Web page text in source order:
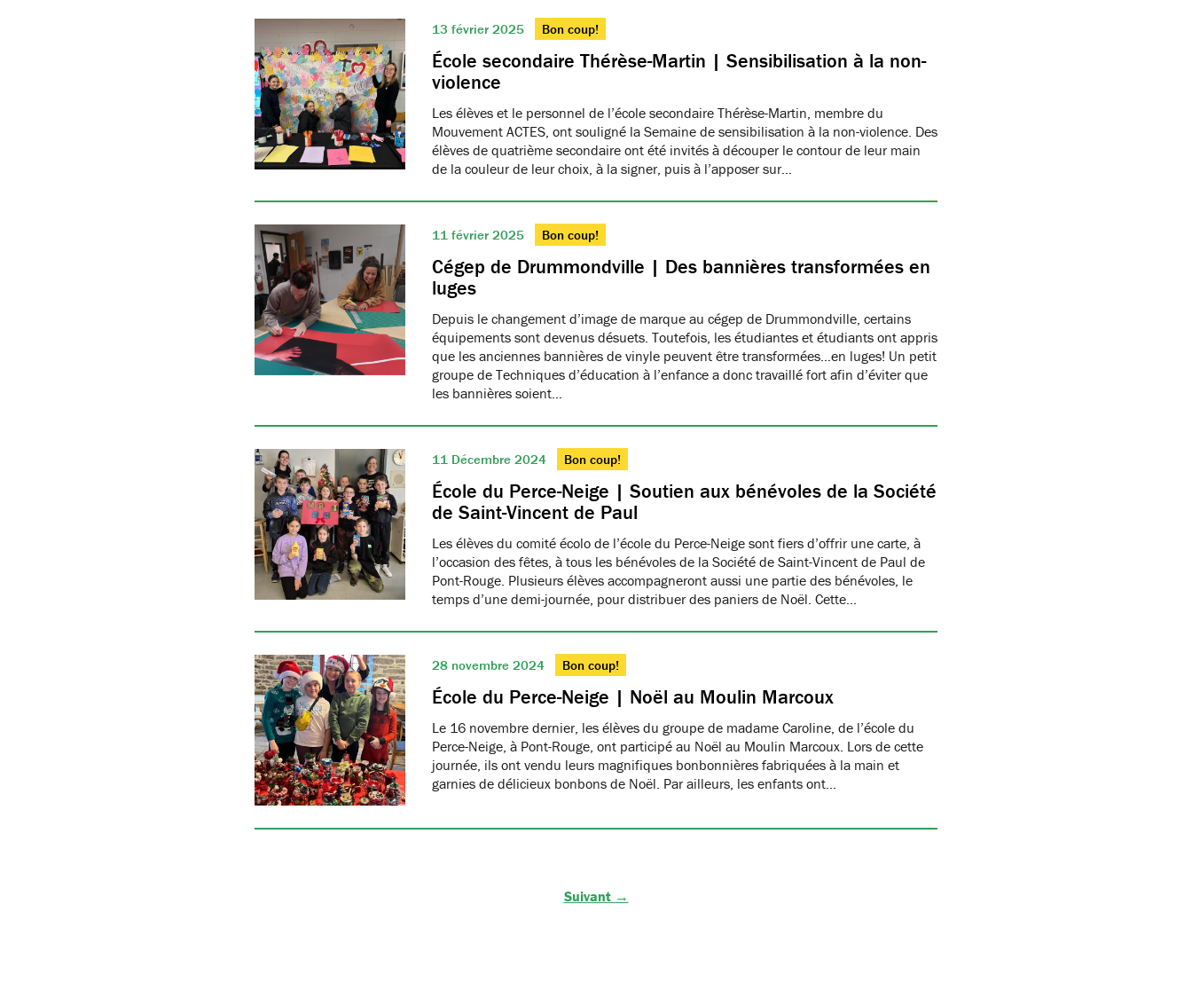
13 février 2025 Bon coup!
École secondaire Thérèse-Martin | Sensibilisation à la non-
violence
Les élèves et le personnel de l’école secondaire Thérèse-Martin, membre du
Mouvement ACTES, ont souligné la Semaine de sensibilisation à la non-violence. Des
élèves de quatrième secondaire ont été invités à découper le contour de leur main
de la couleur de leur choix, à la signer, puis à l’apposer sur…
11 février 2025 Bon coup!
Cégep de Drummondville | Des bannières transformées en
luges
Depuis le changement d’image de marque au cégep de Drummondville, certains
équipements sont devenus désuets. Toutefois, les étudiantes et étudiants ont appris
que les anciennes bannières de vinyle peuvent être transformées…en luges! Un petit
groupe de Techniques d’éducation à l’enfance a donc travaillé fort afin d’éviter que
les bannières soient…
11 Décembre 2024 Bon coup!
École du Perce-Neige | Soutien aux bénévoles de la Société
de Saint-Vincent de Paul
Les élèves du comité écolo de l’école du Perce-Neige sont fiers d’offrir une carte, à
l’occasion des fêtes, à tous les bénévoles de la Société de Saint-Vincent de Paul de
Pont-Rouge. Plusieurs élèves accompagneront aussi une partie des bénévoles, le
temps d’une demi-journée, pour distribuer des paniers de Noël. Cette…
28 novembre 2024 Bon coup!
École du Perce-Neige | Noël au Moulin Marcoux
Le 16 novembre dernier, les élèves du groupe de madame Caroline, de l’école du
Perce-Neige, à Pont-Rouge, ont participé au Noël au Moulin Marcoux. Lors de cette
journée, ils ont vendu leurs magnifiques bonbonnières fabriquées à la main et
garnies de délicieux bonbons de Noël. Par ailleurs, les enfants ont…
Suivant →